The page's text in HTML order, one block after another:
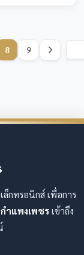
8 9
ล็กทรอนิกส์ เพื่อการ
ำแพงเพชร เข้าถึง